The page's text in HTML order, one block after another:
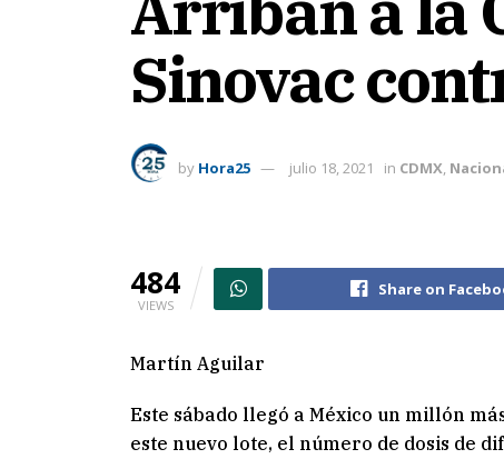
Sinovac
by Hora25 julio 18, 2021 in CDMX,
484
VIEWS
Share on
Martín Aguilar
Este sábado llegó a México un millón
este nuevo lote, el número de dosis de